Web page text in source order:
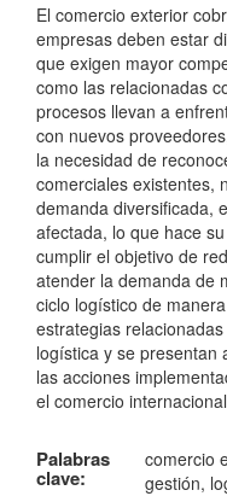
El comercio exterior
empresas deben estar
que exigen mayor
como las relacionadas
procesos llevan a
con nuevos
la necesidad de
comerciales existentes,
demanda diversificada,
afectada, lo que hace
cumplir el objetivo de
atender la demanda de
ciclo logístico de
estrategias
logística y se presentan
las acciones
el comercio
Palabras
clave:
comercio
gestión,